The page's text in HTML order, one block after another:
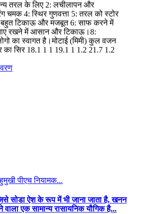
तरल के लिए 2: लचीलापन और
चमक 4: स्थिर गुणवत्ता 5: तरल को स्टोर
टिकाऊ और मजबूत 6: साफ करने में
रखने में आसान और टिकाऊ।8:
का स्वागत है।मोटाई (मिमी) कुल वजन
का सिर 18.1 1 1 19.1 1 1.2 21.7 1.2
पीएच नियामक...
सोडा ऐश के रूप में भी जाना जाता है, खनन
वाला एक सामान्य रासायनिक यौगिक है...